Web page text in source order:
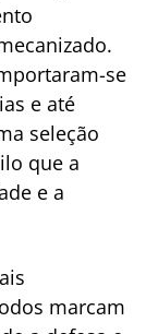
se
e até
seleção
que a
e a
marcam